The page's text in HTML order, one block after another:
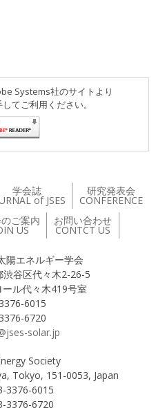
Systems社のサイトより
てご利用ください。
学会誌
of JSES
研究発表会
CONFERENCE
のご案内
US
お問い合わせ
CONTCT US
陽エネルギー学会
谷区代々木2-26-5
木419号室
6015
6720
solar.jp
Society
Tokyo, 151-0053, Japan
3376-6015
3376-6720